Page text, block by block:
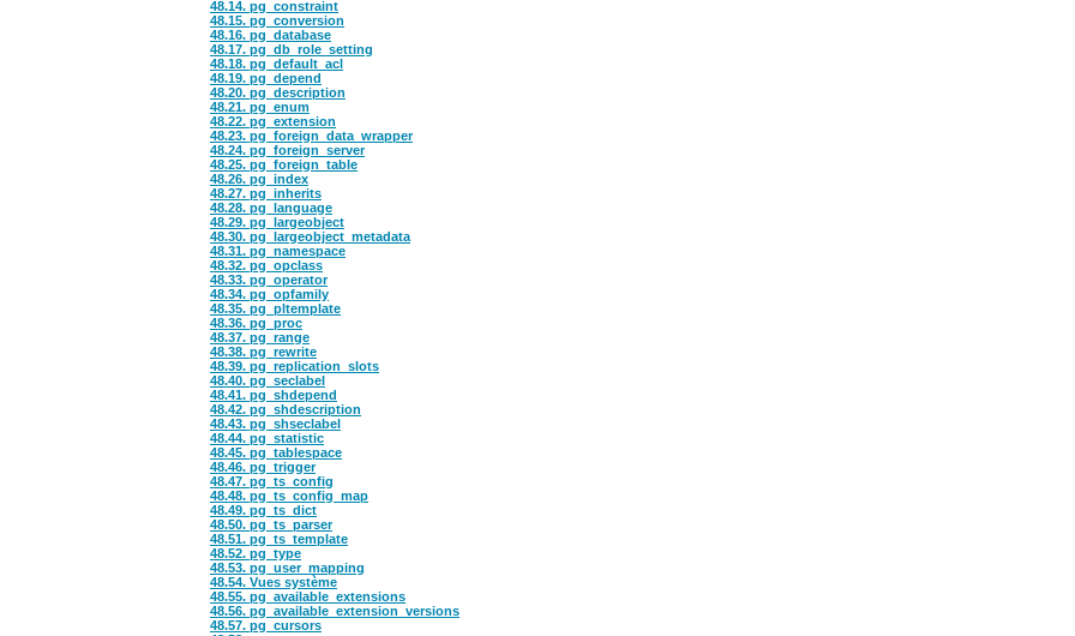
48.14. pg_constraint
48.15. pg_conversion
48.16. pg_database
48.17. pg_db_role_setting
48.18. pg_default_acl
48.19. pg_depend
48.20. pg_description
48.21. pg_enum
48.22. pg_extension
48.23. pg_foreign_data_wrapper
48.24. pg_foreign_server
48.25. pg_foreign_table
48.26. pg_index
48.27. pg_inherits
48.28. pg_language
48.29. pg_largeobject
48.30. pg_largeobject_metadata
48.31. pg_namespace
48.32. pg_opclass
48.33. pg_operator
48.34. pg_opfamily
48.35. pg_pltemplate
48.36. pg_proc
48.37. pg_range
48.38. pg_rewrite
48.39. pg_replication_slots
48.40. pg_seclabel
48.41. pg_shdepend
48.42. pg_shdescription
48.43. pg_shseclabel
48.44. pg_statistic
48.45. pg_tablespace
48.46. pg_trigger
48.47. pg_ts_config
48.48. pg_ts_config_map
48.49. pg_ts_dict
48.50. pg_ts_parser
48.51. pg_ts_template
48.52. pg_type
48.53. pg_user_mapping
48.54. Vues système
48.55. pg_available_extensions
48.56. pg_available_extension_versions
48.57. pg_cursors